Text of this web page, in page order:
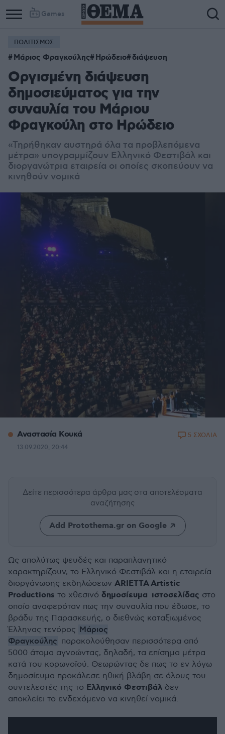
Games
ΠΟΛΙΤΙΣΜΟΣ
Μάριος Φραγκούλης Ηρώδειο διάψευση
Οργισμένη διάψευση
δημοσιεύματος για την
συναυλία του Μάριου
Φραγκούλη στο Ηρώδειο
«Τηρήθηκαν αυστηρά όλα τα προβλεπόμενα
μέτρα» υπογραμμίζουν Ελληνικό Φεστιβάλ και
διοργανώτρια εταιρεία οι οποίες σκοπεύουν να
κινηθούν νομικά
Αναστασία Κουκά
13.09.2020, 20:44
5 ΣΧΟΛΙΑ
Δείτε περισσότερα άρθρα μας στα αποτελέσματα
αναζήτησης
Add Protothema.gr on Google
Ως απολύτως ψευδές και παραπλανητικό
χαρακτηρίζουν, το Ελληνικό Φεστιβάλ και η εταιρεία
διοργάνωσης εκδηλώσεων ΑRIETTA Artistic
Productions το χθεσινό δημοσίευμα ιστοσελίδας στο
οποίο αναφερόταν πως την συναυλία που έδωσε, το
βράδυ της Παρασκευής, ο διεθνώς καταξιωμένος
Έλληνας τενόρος Μάριος
Φραγκούλης παρακολούθησαν περισσότερα από
5000 άτομα αγνοώντας, δηλαδή, τα επίσημα μέτρα
κατά του κορωνοϊού. Θεωρώντας δε πως το εν λόγω
δημοσίευμα προκάλεσε ηθική βλάβη σε όλους του
συντελεστές της το Ελληνικό Φεστιβάλ δεν
αποκλείει το ενδεχόμενο να κινηθεί νομικά.